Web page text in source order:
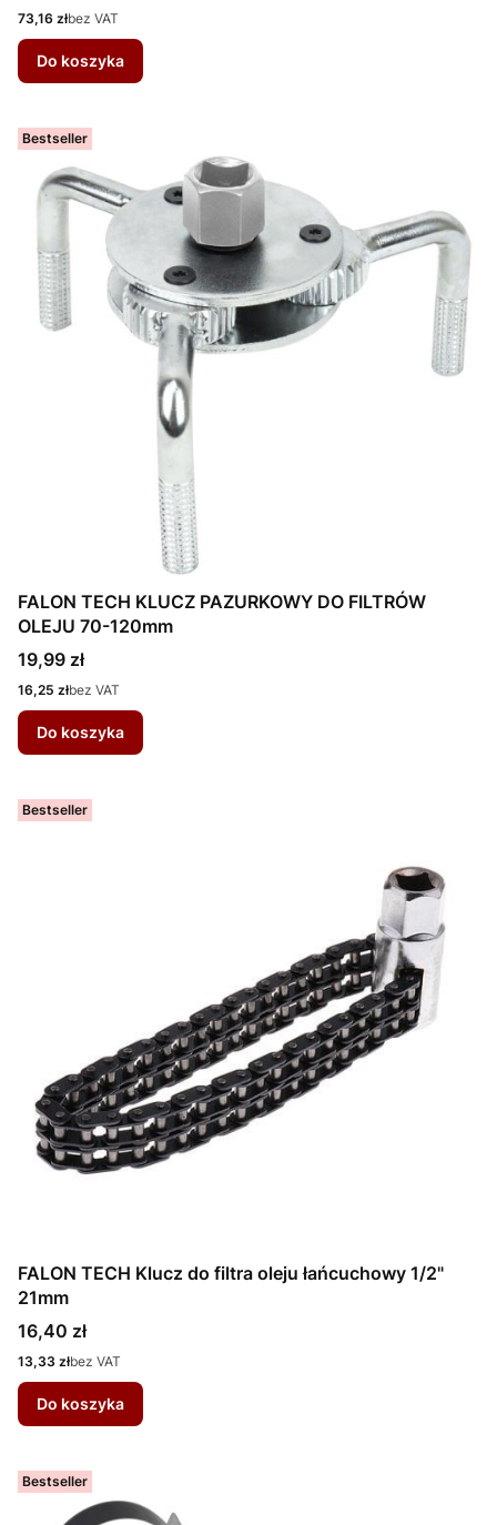
Cena
73,16 złbez VAT
Do koszyka
Bestseller
FALON TECH KLUCZ PAZURKOWY DO FILTRÓW
OLEJU 70-120mm
Cena
19,99 zł
Cena
16,25 złbez VAT
Do koszyka
Bestseller
FALON TECH Klucz do filtra oleju łańcuchowy 1/2"
21mm
Cena
16,40 zł
Cena
13,33 złbez VAT
Do koszyka
Bestseller